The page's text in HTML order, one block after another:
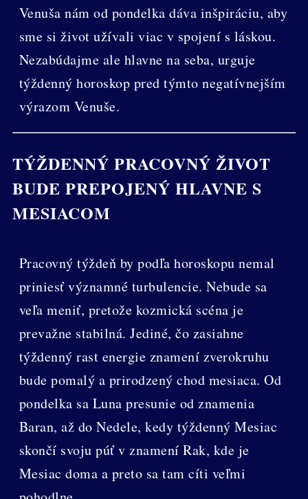
Venuša nám od pondelka dáva inšpiráciu, aby
sme si život užívali viac v spojení s láskou.
Nezabúdajme ale hlavne na seba, urguje
týždenný horoskop pred týmto negatívnejším
výrazom Venuše.
TÝŽDENNÝ PRACOVNÝ ŽIVOT
BUDE PREPOJENÝ HLAVNE S
MESIACOM
Pracovný týždeň by podľa horoskopu nemal
priniesť významné turbulencie. Nebude sa
veľa meniť, pretože kozmická scéna je
prevažne stabilná. Jediné, čo zasiahne
týždenný rast energie znamení zverokruhu
bude pomalý a prirodzený chod mesiaca. Od
pondelka sa Luna presunie od znamenia
Baran, až do Nedele, kedy týždenný Mesiac
skončí svoju púť v znamení Rak, kde je
Mesiac doma a preto sa tam cíti veľmi